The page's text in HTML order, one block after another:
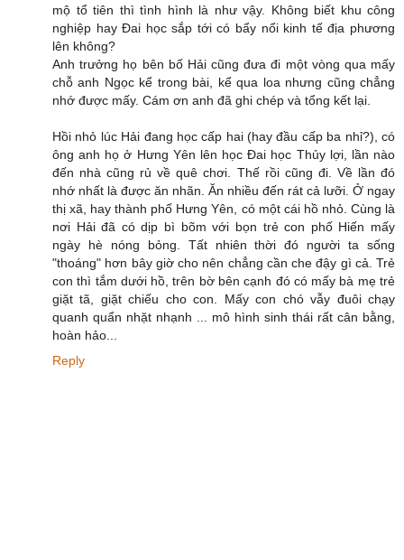
mộ tổ tiên thì tình hình là như vậy. Không biết khu công
nghiệp hay Đai học sắp tới có bẩy nổi kinh tế địa phương
lên không?
Anh trưởng họ bên bố Hải cũng đưa đi một vòng qua mấy
chỗ anh Ngọc kể trong bài, kể qua loa nhưng cũng chẳng
nhớ được mấy. Cám ơn anh đã ghi chép và tổng kết lại.
Hồi nhỏ lúc Hải đang học cấp hai (hay đầu cấp ba nhỉ?), có
ông anh họ ở Hưng Yên lên học Đai học Thủy lợi, lần nào
đến nhà cũng rủ về quê chơi. Thế rồi cũng đi. Về lần đó
nhớ nhất là được ăn nhãn. Ăn nhiều đến rát cả lưỡi. Ở ngay
thị xã, hay thành phố Hưng Yên, có một cái hồ nhỏ. Cùng là
nơi Hải đã có dịp bì bõm với bọn trẻ con phố Hiến mấy
ngày hè nóng bỏng. Tất nhiên thời đó người ta sống
"thoáng" hơn bây giờ cho nên chẳng cần che đậy gì cả. Trẻ
con thì tắm dưới hồ, trên bờ bên cạnh đó có mấy bà mẹ trẻ
giặt tã, giặt chiếu cho con. Mấy con chó vẫy đuôi chạy
quanh quẩn nhặt nhạnh ... mô hình sinh thái rất cân bằng,
hoàn hảo...
Reply